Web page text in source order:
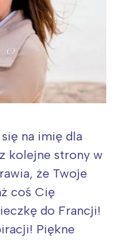
na imię dla
kolejne strony w
że Twoje
coś Cię
do Francji!
Piękne